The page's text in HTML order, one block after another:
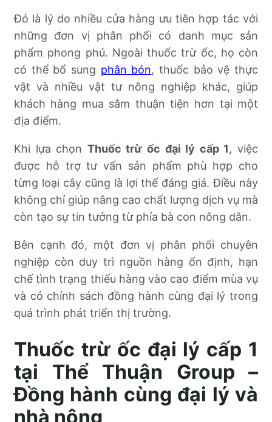
Đó là lý do nhiều cửa hàng ưu tiên hợp tác với
những đơn vị phân phối có danh mục sản
phẩm phong phú. Ngoài thuốc trừ ốc, họ còn
có thể bổ sung phân bón, thuốc bảo vệ thực
vật và nhiều vật tư nông nghiệp khác, giúp
khách hàng mua sắm thuận tiện hơn tại một
địa điểm.
Khi lựa chọn Thuốc trừ ốc đại lý cấp 1, việc
được hỗ trợ tư vấn sản phẩm phù hợp cho
từng loại cây cũng là lợi thế đáng giá. Điều này
không chỉ giúp nâng cao chất lượng dịch vụ mà
còn tạo sự tin tưởng từ phía bà con nông dân.
Bên cạnh đó, một đơn vị phân phối chuyên
nghiệp còn duy trì nguồn hàng ổn định, hạn
chế tình trạng thiếu hàng vào cao điểm mùa vụ
và có chính sách đồng hành cùng đại lý trong
quá trình phát triển thị trường.
Thuốc trừ ốc đại lý cấp 1
tại Thể Thuận Group –
Đồng hành cùng đại lý và
nhà nông